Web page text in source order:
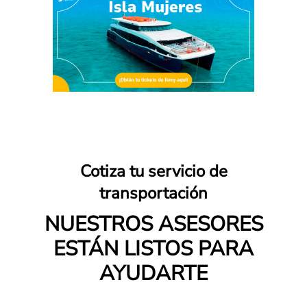
Cotiza tu servicio de
transportación
NUESTROS ASESORES
ESTÁN LISTOS PARA
AYUDARTE